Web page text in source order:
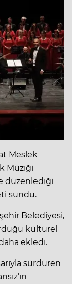
Meslek
Müziği
düzenlediği
sundu.
Belediyesi,
kültürel
ekledi.
sürdüren